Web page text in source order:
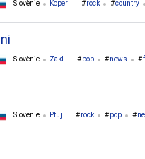
Slovènie Koper rock country
Slovènie Zakl pop news
Slovènie Ptuj rock pop